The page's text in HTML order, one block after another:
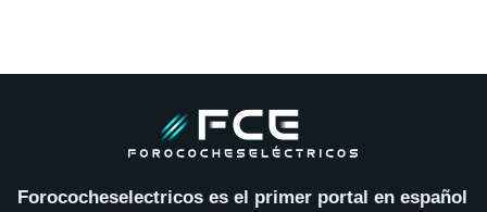
Forococheselectricos es el primer portal en español